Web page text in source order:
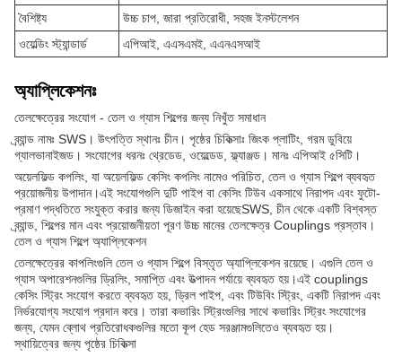
বৈশিষ্ট্য
উচ্চ চাপ, জারা প্রতিরোধী, সহজ ইনস্টলেশন
ওয়েল্ডিং স্ট্যান্ডার্ড
এপিআই, এএসএমই, এএনএসআই
অ্যাপ্লিকেশনঃ
তেলক্ষেত্রের সংযোগ - তেল ও গ্যাস শিল্পের জন্য নিখুঁত সমাধান
ব্র্যান্ড নামঃ SWS। উৎপত্তি স্থানঃ চীন। পৃষ্ঠের চিকিত্সাঃ জিংক প্লাটিং, গরম ডুবিয়ে
গ্যালভানাইজড। সংযোগের ধরনঃ থ্রেডেড, ওয়েল্ডেড, ফ্ল্যাঞ্জড। মানঃ এপিআই ৫সিটি।
অয়েলফিল্ড কপলিং, যা অয়েলফিল্ড কেসিং কপলিং নামেও পরিচিত, তেল ও গ্যাস শিল্পে ব্যবহৃত
প্রয়োজনীয় উপাদান।এই সংযোগগুলি দুটি পাইপ বা কেসিং টিউব একসাথে নিরাপদ এবং ফুটো-
প্রমাণ পদ্ধতিতে সংযুক্ত করার জন্য ডিজাইন করা হয়েছেSWS, চীন থেকে একটি বিশ্বস্ত
ব্র্যান্ড, শিল্পের মান এবং প্রয়োজনীয়তা পূরণ উচ্চ মানের তেলক্ষেত্র Couplings প্রস্তাব।
তেল ও গ্যাস শিল্পে অ্যাপ্লিকেশন
তেলক্ষেত্রের কাপলিংগুলি তেল ও গ্যাস শিল্পে বিস্তৃত অ্যাপ্লিকেশন রয়েছে। এগুলি তেল ও
গ্যাস অপারেশনগুলির ড্রিলিং, সমাপ্তি এবং উত্পাদন পর্যায়ে ব্যবহৃত হয়।এই couplings
কেসিং স্ট্রিং সংযোগ করতে ব্যবহৃত হয়, ড্রিল পাইপ, এবং টিউবিং স্ট্রিং, একটি নিরাপদ এবং
নির্ভরযোগ্য সংযোগ প্রদান করে। তারা কভারিং স্ট্রিংগুলির সাথে কভারিং স্ট্রিং সংযোগের
জন্য, যেমন ব্লোথ প্রতিরোধকগুলির মতো কূপ হেড সরঞ্জামগুলিতেও ব্যবহৃত হয়।
স্থায়িত্বের জন্য পৃষ্ঠের চিকিত্সা